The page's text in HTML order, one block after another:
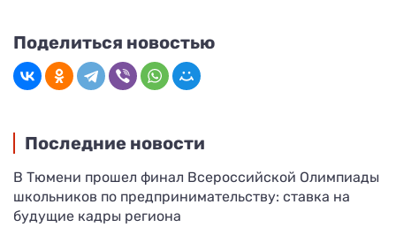
Поделиться новостью
Последние новости
В Тюмени прошел финал Всероссийской Олимпиады
школьников по предпринимательству: ставка на
будущие кадры региона